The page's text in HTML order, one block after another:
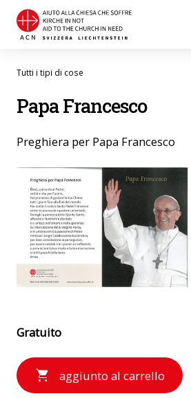
Tutti i tipi di cose
Papa Francesco
Preghiera per Papa Francesco
Gratuito
aggiunto al carrello